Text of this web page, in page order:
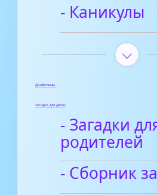
- Каникулы
Диафильмы
Загадки для детей
- Загадки
родителей
- Сборник